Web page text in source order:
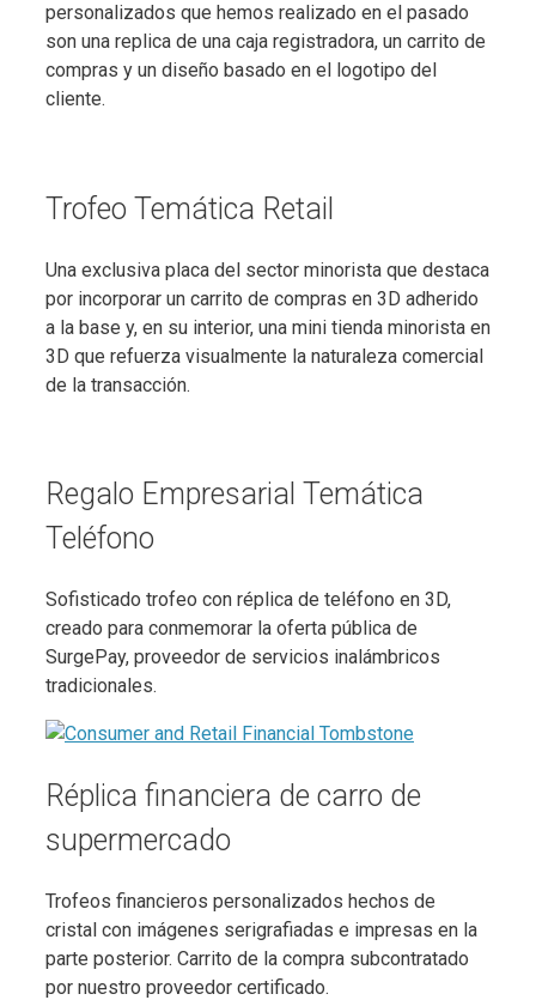
personalizados que hemos realizado en el pasado
son una replica de una caja registradora, un carrito de
compras y un diseño basado en el logotipo del
cliente.
Trofeo Temática Retail
Una exclusiva placa del sector minorista que destaca
por incorporar un carrito de compras en 3D adherido
a la base y, en su interior, una mini tienda minorista en
3D que refuerza visualmente la naturaleza comercial
de la transacción.
Regalo Empresarial Temática
Teléfono
Sofisticado trofeo con réplica de teléfono en 3D,
creado para conmemorar la oferta pública de
SurgePay, proveedor de servicios inalámbricos
tradicionales.
Réplica financiera de carro de
supermercado
Trofeos financieros personalizados hechos de
cristal con imágenes serigrafiadas e impresas en la
parte posterior. Carrito de la compra subcontratado
por nuestro proveedor certificado.